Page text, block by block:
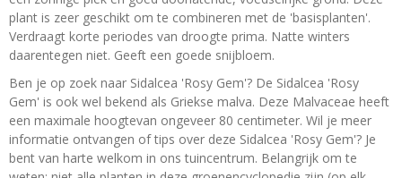
plant is zeer geschikt om te combineren met de 'basisplanten'.
Verdraagt korte periodes van droogte prima. Natte winters
daarentegen niet. Geeft een goede snijbloem.
Ben je op zoek naar Sidalcea 'Rosy Gem'? De Sidalcea 'Rosy
Gem' is ook wel bekend als Griekse malva. Deze Malvaceae heeft
een maximale hoogtevan ongeveer 80 centimeter. Wil je meer
informatie ontvangen of tips over deze Sidalcea 'Rosy Gem'? Je
bent van harte welkom in ons tuincentrum. Belangrijk om te